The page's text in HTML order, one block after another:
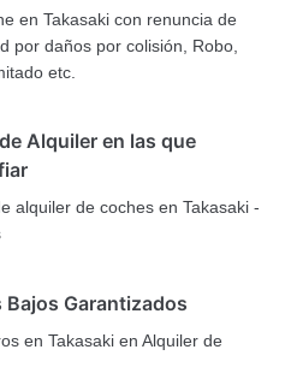
en Takasaki con renuncia de
por daños por colisión, Robo,
etc.
Alquiler en las que
alquiler de coches en Takasaki -
Bajos Garantizados
en Takasaki en Alquiler de